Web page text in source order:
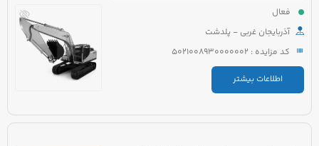
فعال
آذربایجان غربی - پلدشت
کد مزایده : 5021008930000002
اطلاعات بیشتر